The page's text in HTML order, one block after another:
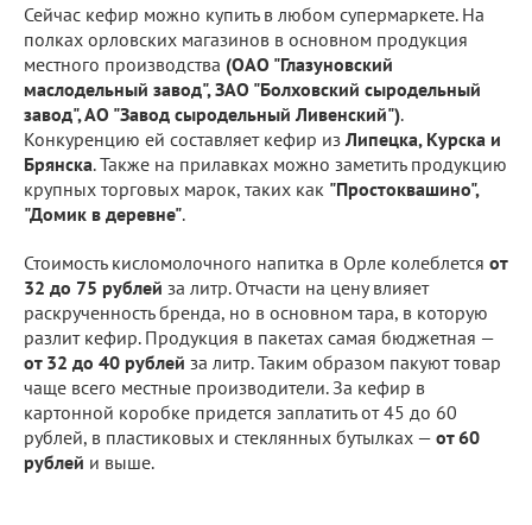
Сейчас кефир можно купить в любом супермаркете. На
полках орловских магазинов в основном продукция
местного производства (ОАО "Глазуновский
маслодельный завод", ЗАО "Болховский сыродельный
завод", АО "Завод сыродельный Ливенский").
Конкуренцию ей составляет кефир из Липецка, Курска и
Брянска. Также на прилавках можно заметить продукцию
крупных торговых марок, таких как "Простоквашино",
"Домик в деревне".
Стоимость кисломолочного напитка в Орле колеблется от
32 до 75 рублей за литр. Отчасти на цену влияет
раскрученность бренда, но в основном тара, в которую
разлит кефир. Продукция в пакетах самая бюджетная —
от 32 до 40 рублей за литр. Таким образом пакуют товар
чаще всего местные производители. За кефир в
картонной коробке придется заплатить от 45 до 60
рублей, в пластиковых и стеклянных бутылках — от 60
рублей и выше.